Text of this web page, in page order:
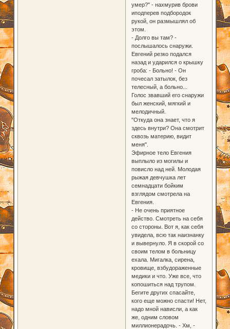
умер?" - нахмурив брови
иподперев подбородок
рукой, он размышлял об
этом.
- Долго вы там? -
послышалось снаружи.
Евгений резко подался
назад и ударился о крышку
гроба: - Больно! - Он
почесал затылок, без
телесный, а больно...
Голос звавший его снаружи
был женский, мягкий и
мелодичный.
"Откуда она знает, что я
здесь внутри? Она смотрит
сквозь материю, видит
меня".
Эфирное тело Евгения
выплыло из могилы и
повисло над ней. Молодая
рыжая девчушка лет
семнадцати бойким
взглядом смотрела на
Евгения.
- Не очень приятное
действо. Смотреть на себя
со стороны. Вот я, как себя
увидела, всю так наизнанку
и вывернуло. Я в скорой со
своим телом в больницу
ехала. Мигалка, сирена,
кровище, взбудораженные
медики и что. Уже все, что
копошиться над трупом.
Бегите других спасайте,
кого еще можно спасти! Нет,
надо мной нависли, а как
же, одним словом
миллионерадочь. - Хм, -